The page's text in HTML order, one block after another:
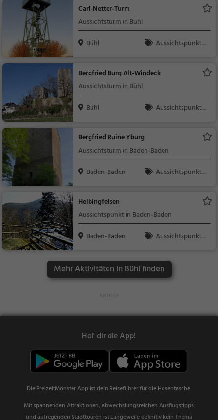
Carl-Netter-Turm
Aussichtsturm in Bühl
Bühl
Aussichtspunkt, F
Bergfried Burg Alt-Windeck
Aussichtsturm in Bühl
Bühl
Aussichtspunkt, F
Bergfried Ruine Yburg
Aussichtsturm in Baden-Baden
Baden-Baden
Aussichtspunkt, F
Helbingfelsen
Aussichtspunkt in Baden-Baden
Baden-Baden
Aussichtspunkt, F
r
Mehr Aktivitäten in Bühl finden
Hol' dir die App!
Die FreizeitMonster App ist dein Reiseführer für die Hosentasche.
Mit spannenden Attraktionen, abwechslungsreichen Ausflugstipps
und aufregenden Stadttouren ist Langeweile definitiv kein Thema